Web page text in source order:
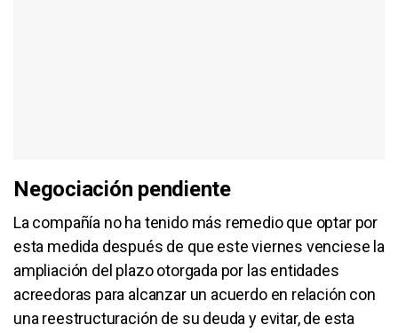
Negociación pendiente
La compañía no ha tenido más remedio que optar por
esta medida después de que este viernes venciese la
ampliación del plazo otorgada por las entidades
acreedoras para alcanzar un acuerdo en relación con
una reestructuración de su deuda y evitar, de esta